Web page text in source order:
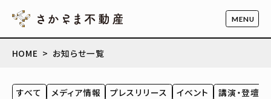
HOME お知らせ一覧
すべて メディア情報 プレスリリース イベント 講演・登壇・